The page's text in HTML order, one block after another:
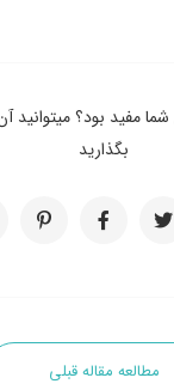
مفید بود؟ میتوانید
بگذارید
مطالعه مقاله قبلی